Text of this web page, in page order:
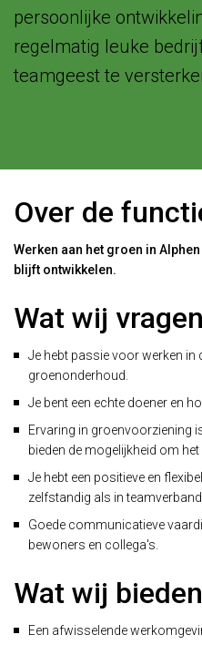
persoonlijke
regelmatig leuke
teamgeest te
Over de
Werken aan het groen in
blijft ontwikkelen.
Wat wij vragen
Je hebt passie voor werken in
groenonderhoud.
Je bent een echte doener en
Ervaring in groenvoorziening
bieden de mogelijkheid om het
Je hebt een positieve en
zelfstandig als in teamverband
Goede communicatieve
bewoners en collega's.
Wat wij bieden
Een afwisselende